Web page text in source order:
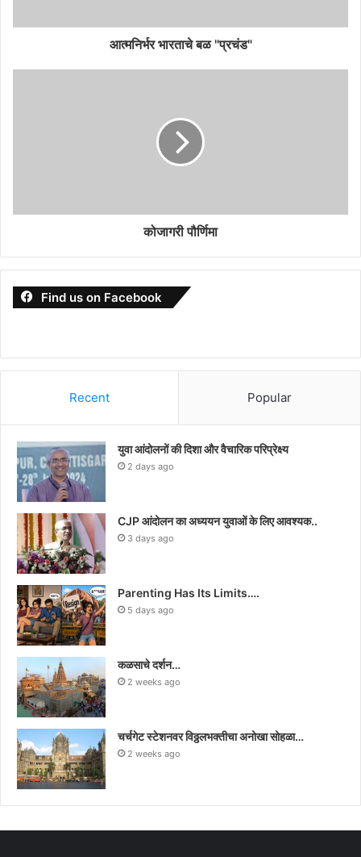
आत्मनिर्भर भारताचे बळ "प्रचंड"
कोजागरी पौर्णिमा
Find us on Facebook
Recent Popular
युवा आंदोलनों की दिशा और वैचारिक परिप्रेक्ष्य
2 days ago
CJP आंदोलन का अध्ययन युवाओं के लिए आवश्यक..
3 days ago
Parenting Has Its Limits….
5 days ago
कळसाचे दर्शन…
2 weeks ago
चर्चगेट स्टेशनवर विठ्ठलभक्तीचा अनोखा सोहळा…
2 weeks ago